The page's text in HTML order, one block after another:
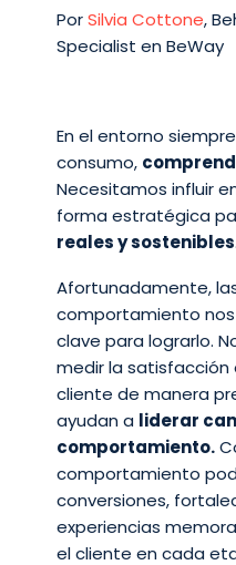
PorSilvia Cottone,
Specialist en BeWay
En el entorno
consumo,
Necesitamos influir
forma estratégica
reales y sostenibles.
Afortunadamente,
comportamiento
clave para lograrlo.
medir la satisfacción
cliente de manera
ayudan a liderar
comportamiento.
comportamiento
conversiones,
experiencias
el cliente en cada